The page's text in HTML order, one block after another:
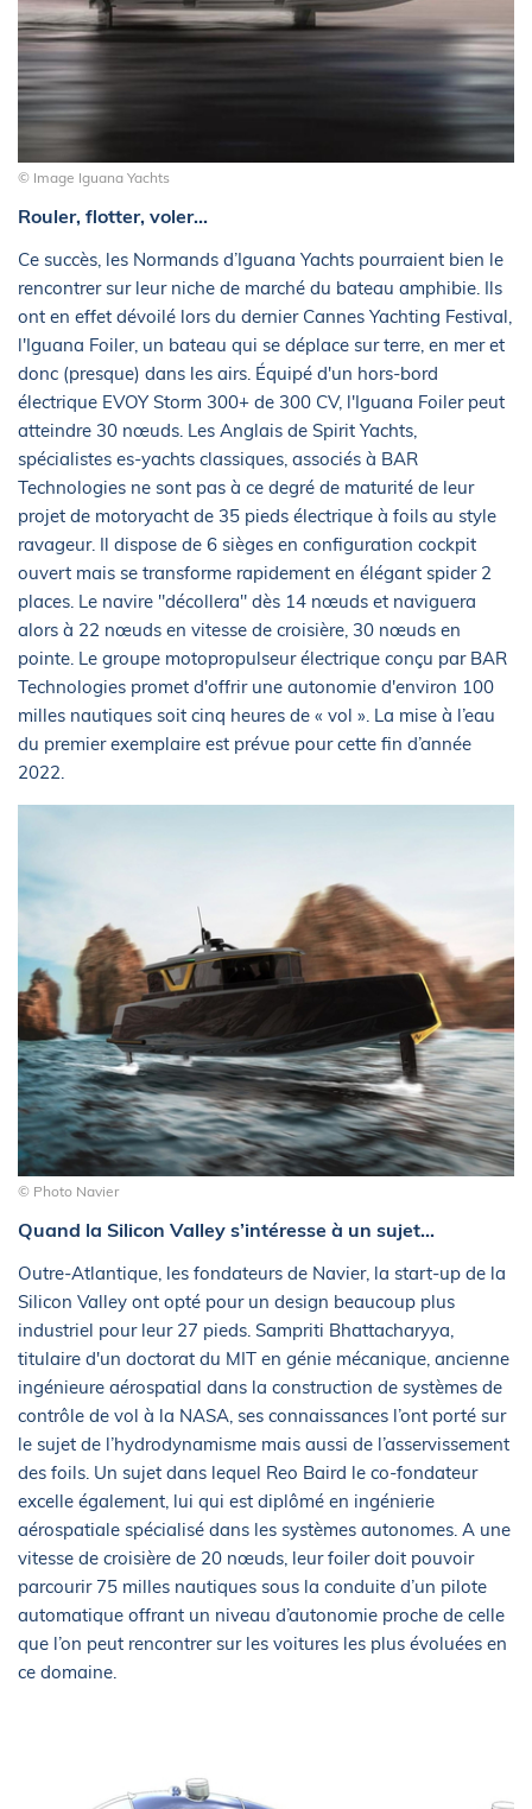
© Image Iguana Yachts
Rouler, flotter, voler…
Ce succès, les Normands d’Iguana Yachts pourraient bien le
rencontrer sur leur niche de marché du bateau amphibie. Ils
ont en effet dévoilé lors du dernier Cannes Yachting Festival,
l'Iguana Foiler, un bateau qui se déplace sur terre, en mer et
donc (presque) dans les airs. Équipé d'un hors-bord
électrique EVOY Storm 300+ de 300 CV, l'Iguana Foiler peut
atteindre 30 nœuds. Les Anglais de Spirit Yachts,
spécialistes es-yachts classiques, associés à BAR
Technologies ne sont pas à ce degré de maturité de leur
projet de motoryacht de 35 pieds électrique à foils au style
ravageur. Il dispose de 6 sièges en configuration cockpit
ouvert mais se transforme rapidement en élégant spider 2
places. Le navire "décollera" dès 14 nœuds et naviguera
alors à 22 nœuds en vitesse de croisière, 30 nœuds en
pointe. Le groupe motopropulseur électrique conçu par BAR
Technologies promet d'offrir une autonomie d'environ 100
milles nautiques soit cinq heures de « vol ». La mise à l’eau
du premier exemplaire est prévue pour cette fin d’année
2022.
© Photo Navier
Quand la Silicon Valley s’intéresse à un sujet…
Outre-Atlantique, les fondateurs de Navier, la start-up de la
Silicon Valley ont opté pour un design beaucoup plus
industriel pour leur 27 pieds. Sampriti Bhattacharyya,
titulaire d'un doctorat du MIT en génie mécanique, ancienne
ingénieure aérospatial dans la construction de systèmes de
contrôle de vol à la NASA, ses connaissances l’ont porté sur
le sujet de l’hydrodynamisme mais aussi de l’asservissement
des foils. Un sujet dans lequel Reo Baird le co-fondateur
excelle également, lui qui est diplômé en ingénierie
aérospatiale spécialisé dans les systèmes autonomes. A une
vitesse de croisière de 20 nœuds, leur foiler doit pouvoir
parcourir 75 milles nautiques sous la conduite d’un pilote
automatique offrant un niveau d’autonomie proche de celle
que l’on peut rencontrer sur les voitures les plus évoluées en
ce domaine.